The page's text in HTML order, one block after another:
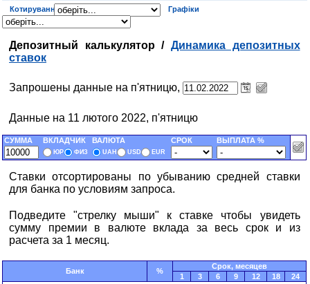
Котирування
Графіки
Депозитный калькулятор / Динамика депозитных
ставок
Запрошены данные на п'ятницю,
Данные на 11 лютого 2022, п'ятницю
СУММА ВКЛАДЧИК ВАЛЮТА СРОК ВЫПЛАТА %
ЮР ФИЗ UAH USD EUR
Ставки отсортированы по убыванию средней ставки
для банка по условиям запроса.
Подведите "стрелку мыши" к ставке чтобы увидеть
сумму премии в валюте вклада за весь срок и из
расчета за 1 месяц.
Банк %
Cрок, месяцев
1
3 6 9 12 18
24